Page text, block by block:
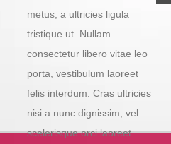
metus, a ultricies ligula
tristique ut. Nullam
consectetur libero vitae leo
porta, vestibulum laoreet
felis interdum. Cras ultricies
nisi a nunc dignissim, vel
scelerisque orci laoreet.